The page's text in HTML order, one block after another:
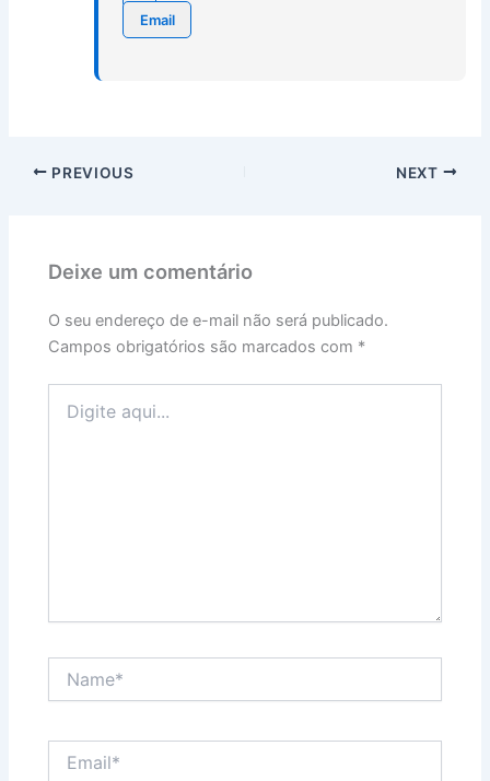
Email
PREVIOUS NEXT
Deixe um comentário
O seu endereço de e-mail não será publicado.
Campos obrigatórios são marcados com *
aqui...